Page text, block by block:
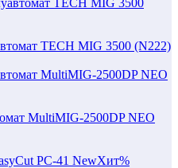
TECH MIG 3500 (N222)
MultiMIG-2500DP NEO
NewХит%